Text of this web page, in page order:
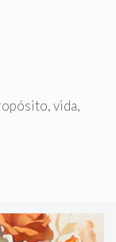
,vida,